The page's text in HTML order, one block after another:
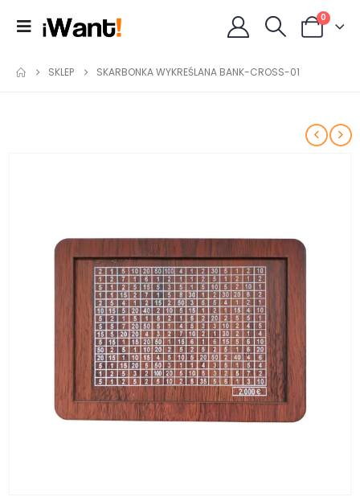
0
SKLEP SKARBONKA WYKREŚLANA BANK-CROSS-01